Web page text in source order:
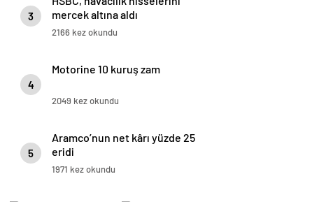
3
mercek altına aldı
2166 kez okundu
4
Motorine 10 kuruş zam
2049 kez okundu
5
Aramco’nun net kârı yüzde 25
eridi
1971 kez okundu